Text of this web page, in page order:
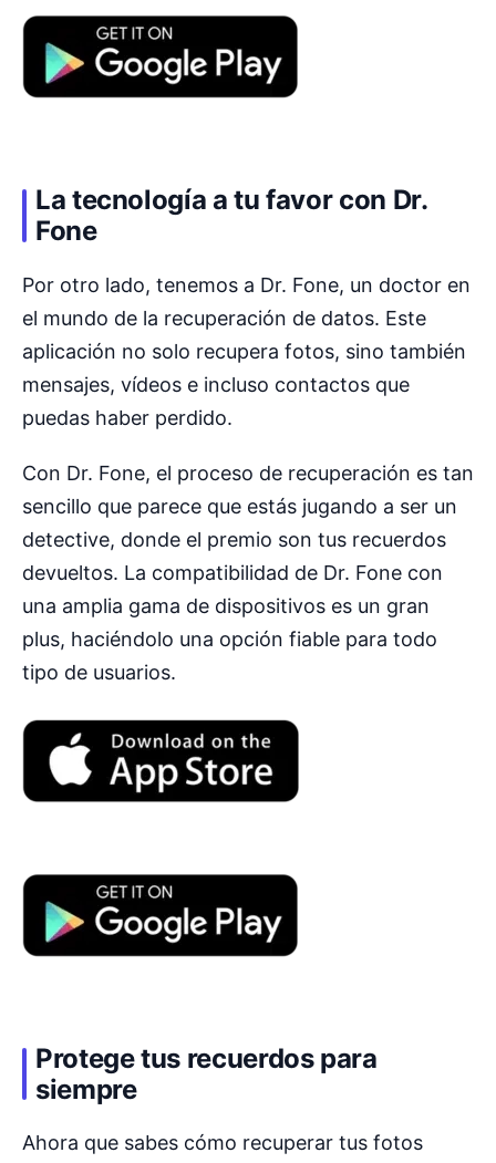
La tecnología a tu favor con Dr.
Fone
Por otro lado, tenemos a Dr. Fone, un doctor en
el mundo de la recuperación de datos. Este
aplicación no solo recupera fotos, sino también
mensajes, vídeos e incluso contactos que
puedas haber perdido.
Con Dr. Fone, el proceso de recuperación es tan
sencillo que parece que estás jugando a ser un
detective, donde el premio son tus recuerdos
devueltos. La compatibilidad de Dr. Fone con
una amplia gama de dispositivos es un gran
plus, haciéndolo una opción fiable para todo
tipo de usuarios.
Protege tus recuerdos para
siempre
Ahora que sabes cómo recuperar tus fotos